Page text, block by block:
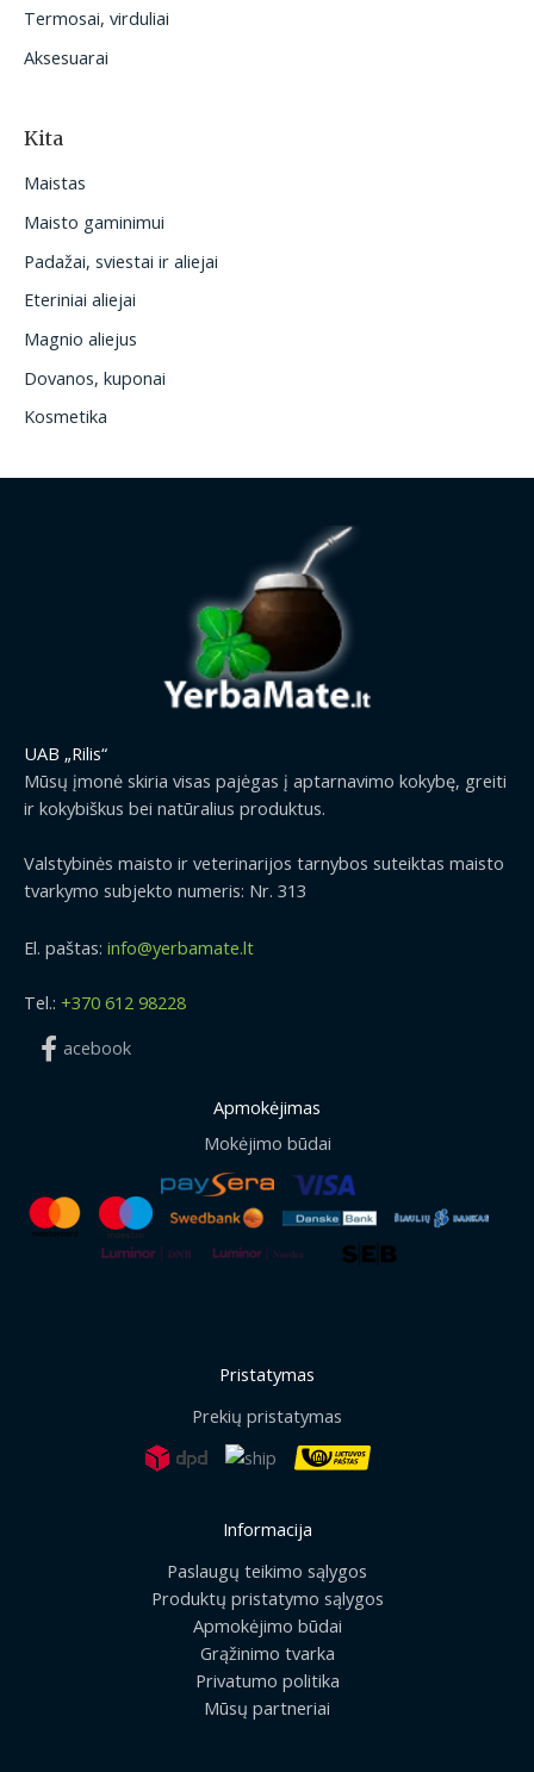
Termosai, virduliai
Aksesuarai
Kita
Maistas
Maisto gaminimui
Padažai, sviestai ir aliejai
Eteriniai aliejai
Magnio aliejus
Dovanos, kuponai
Kosmetika
UAB „Rilis“
Mūsų įmonė skiria visas pajėgas į aptarnavimo kokybę, greiti
ir kokybiškus bei natūralius produktus.
Valstybinės maisto ir veterinarijos tarnybos suteiktas maisto
tvarkymo subjekto numeris: Nr. 313
El. paštas: info@yerbamate.lt
Tel.: +370 612 98228
acebook
Apmokėjimas
Mokėjimo būdai
Pristatymas
Prekių pristatymas
Informacija
Paslaugų teikimo sąlygos
Produktų pristatymo sąlygos
Apmokėjimo būdai
Grąžinimo tvarka
Privatumo politika
Mūsų partneriai